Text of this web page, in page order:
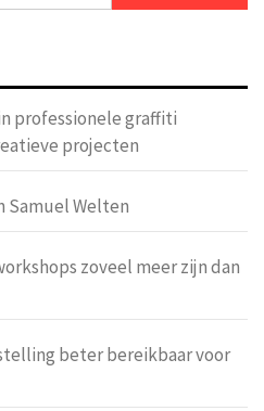
professionele graffiti
projecten
Samuel Welten
zoveel meer zijn dan
beter bereikbaar voor